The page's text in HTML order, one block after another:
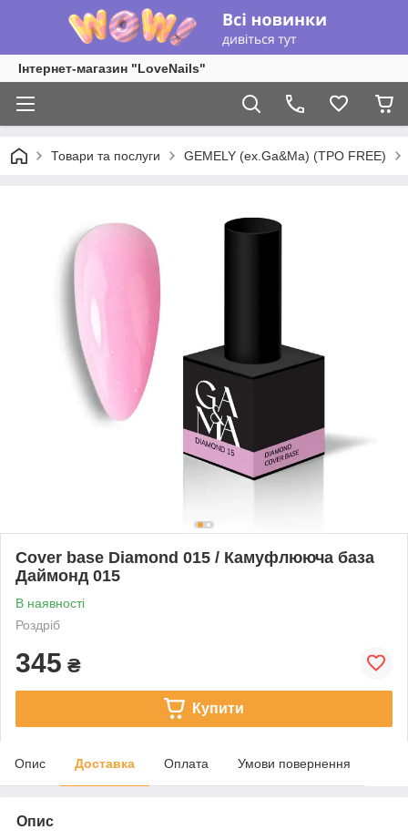
Інтернет-магазин "LoveNails"
Товари та послуги GEMELY (ex.Ga&Ma) (TPO FREE)
Cover base Diamond 015 / Камуфлююча база
Даймонд 015
В наявності
Роздріб
345 ₴
Купити
Опис Доставка Оплата Умови повернення
Опис